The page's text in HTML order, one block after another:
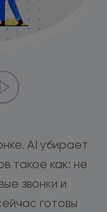
AI убирает
такое как: не
звонки и
готовы